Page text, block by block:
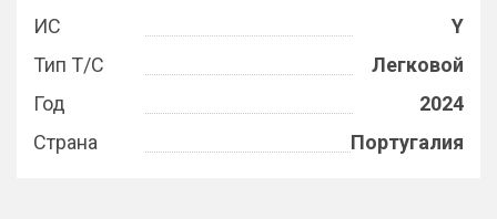
ИС
Y
Тип Т/С
Легковой
Год
2024
Страна
Португалия